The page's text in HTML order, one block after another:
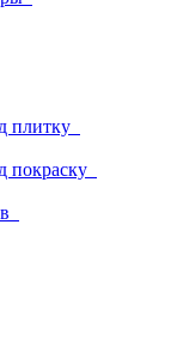
плитку
покраску